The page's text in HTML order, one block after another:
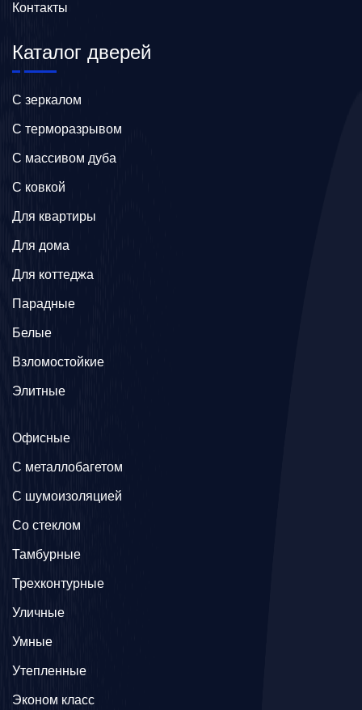
Контакты
Каталог дверей
C зеркалом
C терморазрывом
C массивом дуба
C ковкой
Для квартиры
Для дома
Для коттеджа
Парадные
Белые
Взломостойкие
Элитные
Офисные
C металлобагетом
С шумоизоляцией
Со стеклом
Тамбурные
Трехконтурные
Уличные
Умные
Утепленные
Эконом класс